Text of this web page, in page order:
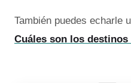
También puedes echarle
Cuáles son los